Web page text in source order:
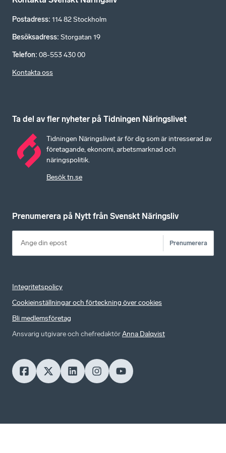
Postadress: 114 82 Stockholm
Besöksadress: Storgatan 19
Telefon: 08-553 430 00
Kontakta oss
Ta del av fler nyheter på Tidningen Näringslivet
Tidningen Näringslivet är för dig som är intresserad av
företagande, ekonomi, arbetsmarknad och
näringspolitik.
Besök tn.se
Prenumerera på Nytt från Svenskt Näringsliv
Prenumerera
Integritetspolicy
Cookieinställningar och förteckning över cookies
Bli medlemsföretag
Ansvarig utgivare och chefredaktörAnna Dalqvist